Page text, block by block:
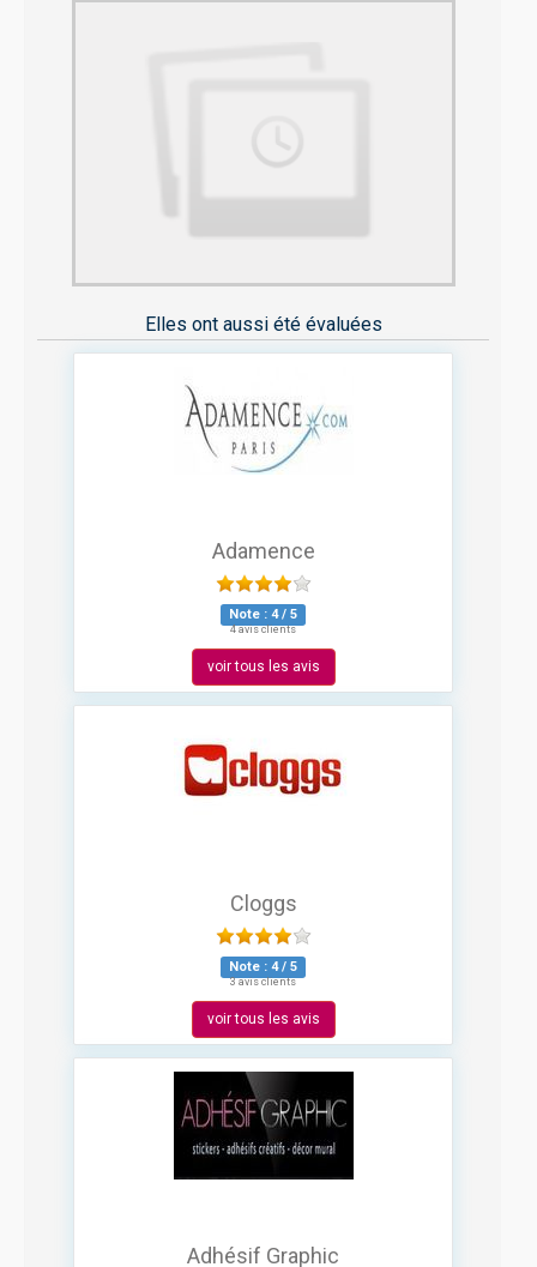
Elles ont aussi été évaluées
Adamence
Note : 4/ 5
4 avis clients
voir tous les avis
Cloggs
Note : 4/ 5
3 avis clients
voir tous les avis
Adhésif Graphic